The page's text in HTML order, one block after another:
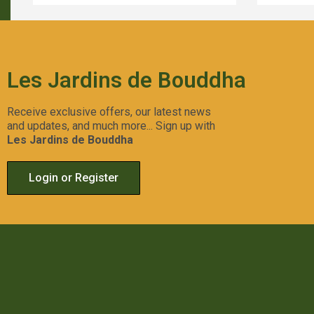
Les Jardins de Bouddha
Receive exclusive offers, our latest news
and updates, and much more... Sign up with
Les Jardins de Bouddha
Login or Register